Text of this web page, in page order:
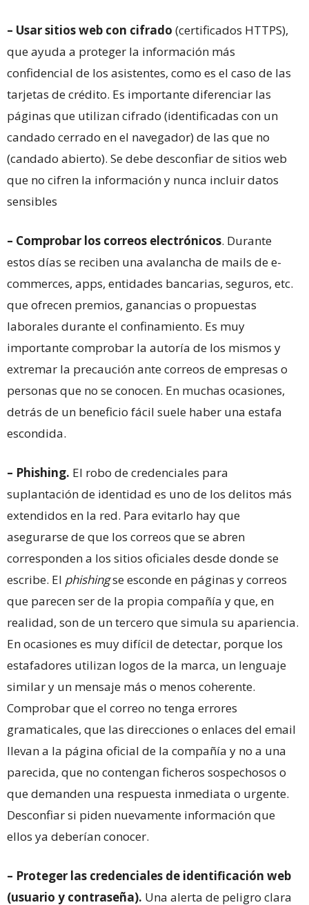
– Usar sitios web con cifrado (certificados HTTPS),
que ayuda a proteger la información más
confidencial de los asistentes, como es el caso de las
tarjetas de crédito. Es importante diferenciar las
páginas que utilizan cifrado (identificadas con un
candado cerrado en el navegador) de las que no
(candado abierto). Se debe desconfiar de sitios web
que no cifren la información y nunca incluir datos
sensibles
– Comprobar los correos electrónicos. Durante
estos días se reciben una avalancha de mails de e-
commerces, apps, entidades bancarias, seguros, etc.
que ofrecen premios, ganancias o propuestas
laborales durante el confinamiento. Es muy
importante comprobar la autoría de los mismos y
extremar la precaución ante correos de empresas o
personas que no se conocen. En muchas ocasiones,
detrás de un beneficio fácil suele haber una estafa
escondida.
– Phishing. El robo de credenciales para
suplantación de identidad es uno de los delitos más
extendidos en la red. Para evitarlo hay que
asegurarse de que los correos que se abren
corresponden a los sitios oficiales desde donde se
escribe. El phishingse esconde en páginas y correos
que parecen ser de la propia compañía y que, en
realidad, son de un tercero que simula su apariencia.
En ocasiones es muy difícil de detectar, porque los
estafadores utilizan logos de la marca, un lenguaje
similar y un mensaje más o menos coherente.
Comprobar que el correo no tenga errores
gramaticales, que las direcciones o enlaces del email
llevan a la página oficial de la compañía y no a una
parecida, que no contengan ficheros sospechosos o
que demanden una respuesta inmediata o urgente.
Desconfiar si piden nuevamente información que
ellos ya deberían conocer.
– Proteger las credenciales de identificación web
(usuario y contraseña). Una alerta de peligro clara